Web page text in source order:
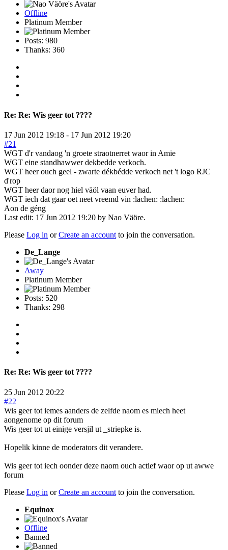
Offline
Platinum Member
Posts: 980
Thanks: 360
Re: Re: Wis geer tot ????
17 Jun 2012 19:18 - 17 Jun 2012 19:20
#21
WGT d'r vandaog 'n groete straotnerret waor in Amie
WGT eine standhawwer dekbedde verkoch.
WGT heer ouch geel - zwarte dékbédde verkoch net 't logo RJC
d'rop
WGT heer daor nog hiel väöl vaan euver had.
WGT iech dat gaar oet neet vreemd vin :lachen: :lachen:
Aon de géng
Last edit: 17 Jun 2012 19:20 by Nao Väöre.
Please Log in orCreate an account to join the conversation.
De_Lange
Away
Platinum Member
Posts: 520
Thanks: 298
Re: Re: Wis geer tot ????
25 Jun 2012 20:22
#22
Wis geer tot iemes aanders de zelfde naom es miech heet
aongenome op dit forum
Wis geer tot ut einige versjil ut _striepke is.
Hopelik kinne de moderators dit verandere.
Wis geer tot iech oonder deze naom ouch actief waor op ut awwe
forum
Please Log in orCreate an account to join the conversation.
Equinox
Offline
Banned